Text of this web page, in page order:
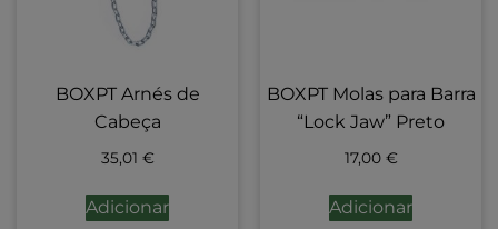
BOXPT Arnés de
Cabeça
35,01 €
Adicionar
BOXPT Molas para Barra
“Lock Jaw” Preto
17,00 €
Adicionar